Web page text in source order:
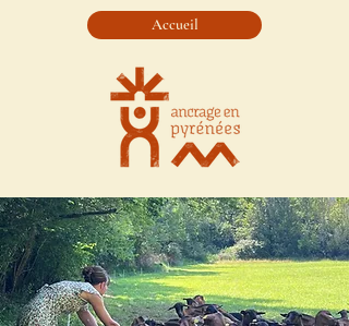
Accueil